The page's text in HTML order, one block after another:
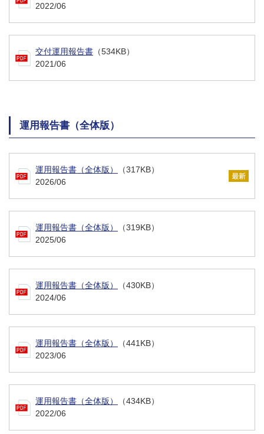
2022/06
交付運用報告書 （534KB）
2021/06
運用報告書（全体版）
運用報告書（全体版）
（317KB）
2026/06
運用報告書（全体版）
（319KB）
2025/06
運用報告書（全体版）
（430KB）
2024/06
運用報告書（全体版）
（441KB）
2023/06
運用報告書（全体版）
（434KB）
2022/06